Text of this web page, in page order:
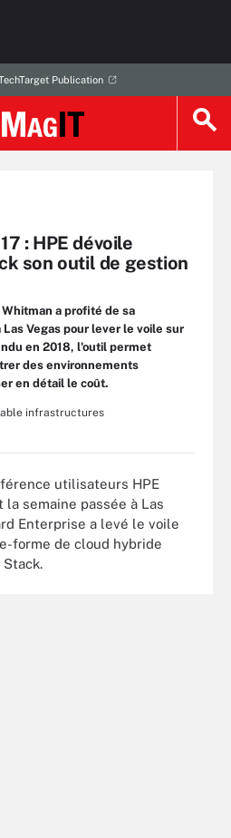
Publication
: HPE dévoile
son outil de gestion
a profité de sa
Vegas pour lever le voile sur
en 2018, l'outil permet
des environnements
en détail le coût.
infrastructures
utilisateurs HPE
la semaine passée à Las
Enterprise a levé le voile
forme de cloud hybride